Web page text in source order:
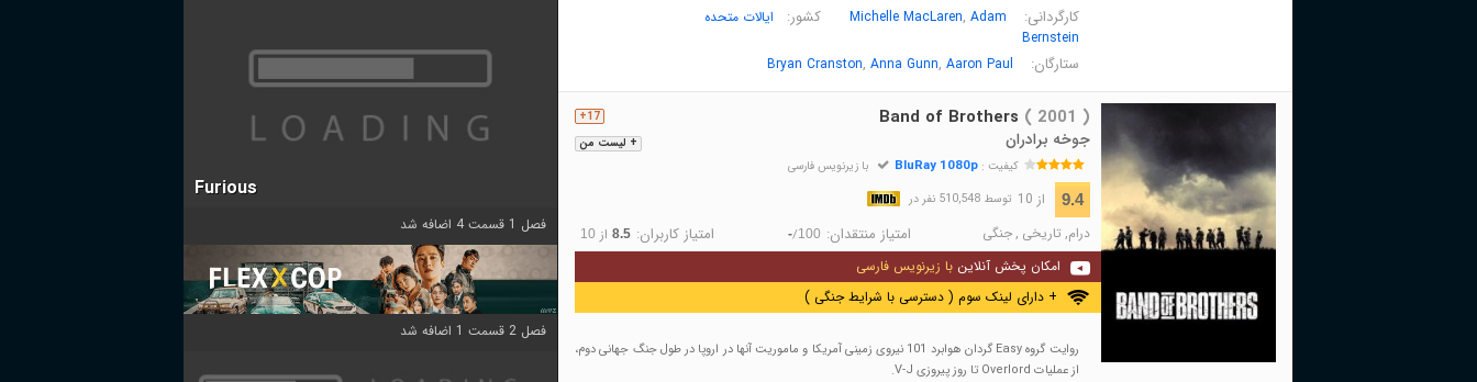
کارگردانی: Michelle MacLaren, Adam
Bernstein
کشور: ایالات متحده
ستارگان: Bryan Cranston, Anna Gunn, Aaron Paul
+ لیست من
17+ Band of Brothers ( 2001 )
جوخه برادران
کیفیت :BluRay 1080p با زیرنویس فارسی
9.4 از 10 توسط 510,548 نفر در
درام, تاریخی ,جنگی امتیاز منتقدان: -/100 امتیاز کاربران: 8.5 از 10
امکان پخش آنلاین با زیرنویس فارسی
+ دارای لینک سوم ( دسترسی با شرایط جنگی )
روایت گروه Easy گردان هوابرد 101 نیروی زمینی آمریکا و ماموریت آنها در اروپا در طول جنگ جهانی دوم،
از عملیات Overlord تا روز پیروزی V-J.
Furious
فصل 1 قسمت 4 اضافه شد
فصل 2 قسمت 1 اضافه شد